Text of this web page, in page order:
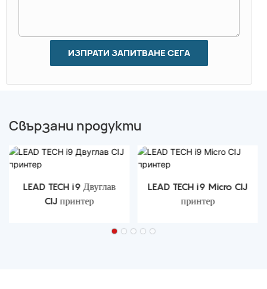
ИЗПРАТИ ЗАПИТВАНЕ СЕГА
Свързани продукти
LEAD TECH i9 Двуглав
CIJ принтер
LEAD TECH i9 Micro CIJ
принтер